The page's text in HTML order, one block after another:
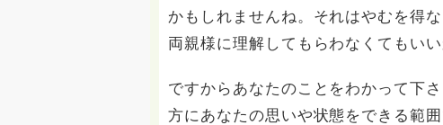
かもしれませんね。それはやむを得
両親様に理解してもらわなくてもいい
ですからあなたのことをわかって下
方にあなたの思いや状態をできる範